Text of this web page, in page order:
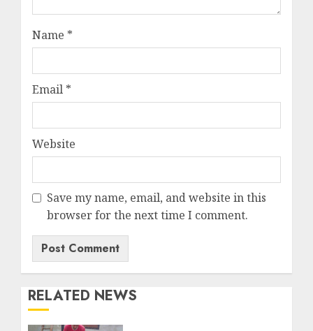
Name *
Email *
Website
Save my name, email, and website in this
browser for the next time I comment.
RELATED NEWS